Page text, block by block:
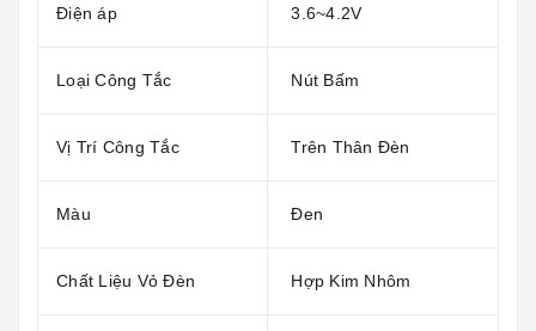
Điện áp 3.6~4.2V
Loại Công Tắc Nút Bấm
Vị Trí Công Tắc Trên Thân Đèn
Màu Đen
Chất Liệu Vỏ Đèn Hợp Kim Nhôm